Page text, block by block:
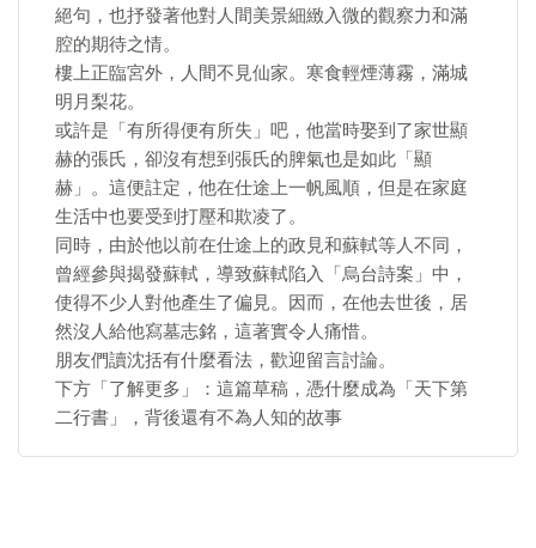
絕句，也抒發著他對人間美景細緻入微的觀察力和滿
腔的期待之情。
樓上正臨宮外，人間不見仙家。寒食輕煙薄霧，滿城
明月梨花。
或許是「有所得便有所失」吧，他當時娶到了家世顯
赫的張氏，卻沒有想到張氏的脾氣也是如此「顯
赫」。這便註定，他在仕途上一帆風順，但是在家庭
生活中也要受到打壓和欺凌了。
同時，由於他以前在仕途上的政見和蘇軾等人不同，
曾經參與揭發蘇軾，導致蘇軾陷入「烏台詩案」中，
使得不少人對他產生了偏見。因而，在他去世後，居
然沒人給他寫墓志銘，這著實令人痛惜。
朋友們讀沈括有什麼看法，歡迎留言討論。
下方「了解更多」：這篇草稿，憑什麼成為「天下第
二行書」，背後還有不為人知的故事